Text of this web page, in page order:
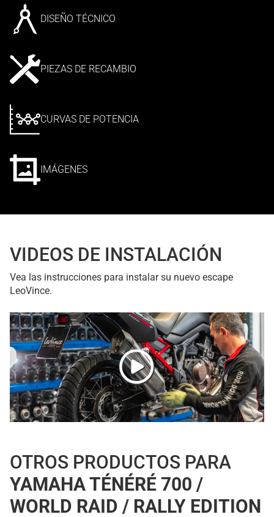
DISEÑO TÉCNICO
PIEZAS DE RECAMBIO
CURVAS DE POTENCIA
IMÁGENES
VIDEOS DE INSTALACIÓN
Vea las instrucciones para instalar su nuevo escape
LeoVince.
OTROS PRODUCTOS PARA
YAMAHA TÉNÉRÉ 700 /
WORLD RAID / RALLY EDITION